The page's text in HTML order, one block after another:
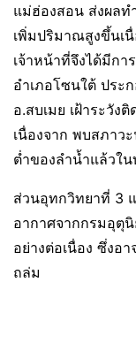
แม่ฮ่องสอน ส่งผล
เพิ่มปริมาณสูงขึ้นเ
เจ้าหน้าที่จึงได้มีก
อำเภอโซนใต้ ประ
อ.สบเมย เฝ้าระวั
เนื่องจาก พบสภาว
ต่ำของลำน้ำแล้วใ
ส่วนอุทกวิทยาที่ 3
อากาศจากกรมอุตุ
อย่างต่อเนื่อง ซึ่งอ
ถล่ม